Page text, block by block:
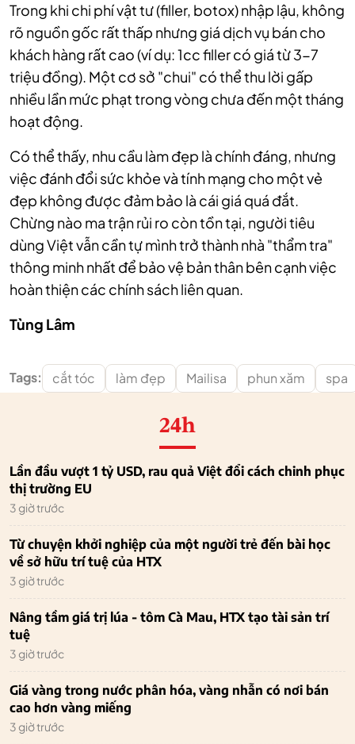
Trong khi chi phí vật tư (filler, botox) nhập lậu, không
rõ nguồn gốc rất thấp nhưng giá dịch vụ bán cho
khách hàng rất cao (ví dụ: 1cc filler có giá từ 3-7
triệu đồng). Một cơ sở "chui" có thể thu lời gấp
nhiều lần mức phạt trong vòng chưa đến một tháng
hoạt động.
Có thể thấy, nhu cầu làm đẹp là chính đáng, nhưng
việc đánh đổi sức khỏe và tính mạng cho một vẻ
đẹp không được đảm bảo là cái giá quá đắt.
Chừng nào ma trận rủi ro còn tồn tại, người tiêu
dùng Việt vẫn cần tự mình trở thành nhà "thẩm tra"
thông minh nhất để bảo vệ bản thân bên cạnh việc
hoàn thiện các chính sách liên quan.
Tùng Lâm
Tags: cắt tóc làm đẹp Mailisa phun xăm spa
24h
Lần đầu vượt 1 tỷ USD, rau quả Việt đổi cách chinh phục
thị trường EU
3 giờ trước
Từ chuyện khởi nghiệp của một người trẻ đến bài học
về sở hữu trí tuệ của HTX
3 giờ trước
Nâng tầm giá trị lúa - tôm Cà Mau, HTX tạo tài sản trí
tuệ
3 giờ trước
Giá vàng trong nước phân hóa, vàng nhẫn có nơi bán
cao hơn vàng miếng
3 giờ trước